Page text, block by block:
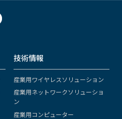
技術情報
産業用ワイヤレスソリューション
産業用ネットワークソリューショ
ン
産業用コンピューター